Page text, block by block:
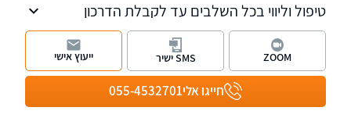
טיפול וליווי בכל השלבים עד לקבלת הדרכון
האירופאי. איתור מסמכים ותעודות באופן ישיר בכל
רחבי אירופה. השירות ניתן בכל רחבי הארץ.
חייגו אלי055-4532701
ZOOM SMS ישיר ייעוץ אישי